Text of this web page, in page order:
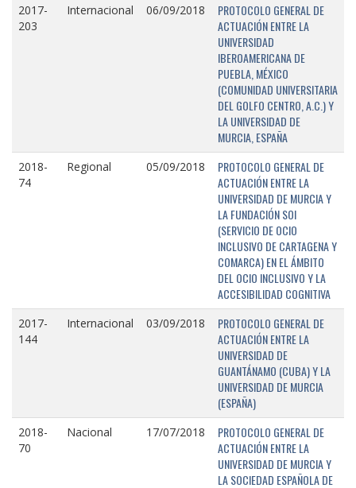
2017-
203
Internacional 06/09/2018
PROTOCOLO GENERAL DE
ACTUACIÓN ENTRE LA
UNIVERSIDAD
IBEROAMERICANA DE
PUEBLA, MÉXICO
(COMUNIDAD UNIVERSITARIA
DEL GOLFO CENTRO, A.C.) Y
LA UNIVERSIDAD DE
MURCIA, ESPAÑA
2018-
74
Regional 05/09/2018
PROTOCOLO GENERAL DE
ACTUACIÓN ENTRE LA
UNIVERSIDAD DE MURCIA Y
LA FUNDACIÓN SOI
(SERVICIO DE OCIO
INCLUSIVO DE CARTAGENA Y
COMARCA) EN EL ÁMBITO
DEL OCIO INCLUSIVO Y LA
ACCESIBILIDAD COGNITIVA
2017-
144
Internacional 03/09/2018
PROTOCOLO GENERAL DE
ACTUACIÓN ENTRE LA
UNIVERSIDAD DE
GUANTÁNAMO (CUBA) Y LA
UNIVERSIDAD DE MURCIA
(ESPAÑA)
2018-
70
Nacional 17/07/2018
PROTOCOLO GENERAL DE
ACTUACIÓN ENTRE LA
UNIVERSIDAD DE MURCIA Y
LA SOCIEDAD ESPAÑOLA DE